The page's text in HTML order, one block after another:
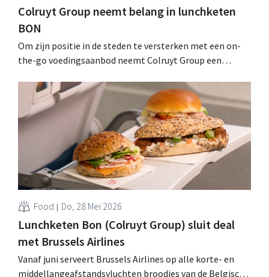
Colruyt Group neemt belang in lunchketen
BON
Om zijn positie in de steden te versterken met een on-
the-go voedingsaanbod neemt Colruyt Group een
Brussel en Luik verkoopt zijn producten sowieso al bij
Okay Compact. .
Food Do, 28 Mei 2026
Lunchketen Bon (Colruyt Group) sluit deal
met Brussels Airlines
Vanaf juni serveert Brussels Airlines op alle korte- en
middellangeafstandsvluchten broodjes van de Belgische